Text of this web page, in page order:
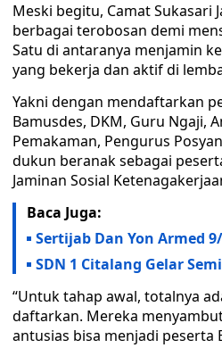
Meski begitu, Camat Sukasari
berbagai terobosan demi
Satu di antaranya menjamin
yang bekerja dan aktif di
Yakni dengan mendaftarkan
Bamusdes, DKM, Guru Ngaji,
Pemakaman, Pengurus
dukun beranak sebagai
Jaminan Sosial
Baca Juga:
Sertijab Dan Yon Armed
SDN 1 Citalang Gelar
“Untuk tahap awal, totalnya
daftarkan. Mereka
antusias bisa menjadi peserta